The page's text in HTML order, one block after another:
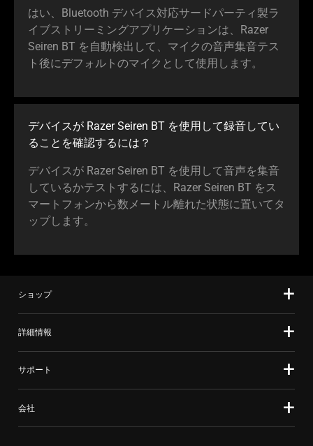
はい、Bluetooth デバイス対応サードパーティ製ラ
イブストリーミングアプリケーションは、Razer
Seiren BT を自動検出して、マイクの音声集音テス
ト後にデフォルトのマイクとして使用します。
デバイスが Razer Seiren BT を使用して録音してい
ることを確認するには？
デバイスが Razer Seiren BT を使用して音声を集音
しているかテストするには、Razer Seiren BT をス
マートフォンから数メートル離れた状態に置いてタ
ップします。
ショップ
詳細情報
サポート
会社